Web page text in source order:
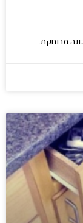
מרוחקת.